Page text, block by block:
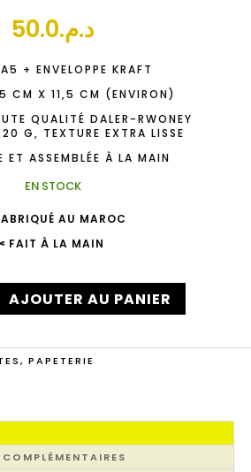
د.م.50.0
+ ENVELOPPE KRAFT
CM X 11,5 CM (ENVIRON)
QUALITÉ DALER-RWONEY
G, TEXTURE EXTRA LISSE
ET ASSEMBLÉE À LA MAIN
EN STOCK
AU MAROC
FAIT À LA MAIN
AJOUTER AU PANIER
, PAPETERIE